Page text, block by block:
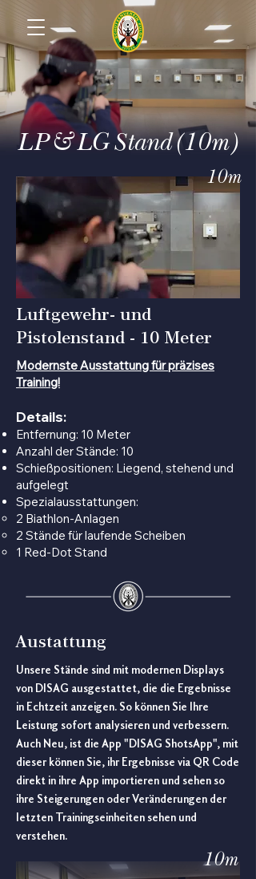
LP & LG Stand (10m)
10m
Luftgewehr- und
Pistolenstand - 10 Meter
Modernste Ausstattung für präzises
Training!
Details:
Entfernung: 10 Meter
Anzahl der Stände: 10
Schießpositionen: Liegend, stehend und
aufgelegt
Spezialausstattungen:
2 Biathlon-Anlagen
2 Stände für laufende Scheiben
1 Red-Dot Stand
Austattung
Unsere Stände sind mit modernen Displays
von DISAG ausgestattet, die die Ergebnisse
in Echtzeit anzeigen. So können Sie Ihre
Leistung sofort analysieren und verbessern.
Auch Neu, ist die App "DISAG ShotsApp", mit
dieser können Sie, ihr Ergebnisse via QR Code
direkt in ihre App importieren und sehen so
ihre Steigerungen oder Veränderungen der
letzten Trainingseinheiten sehen und
verstehen.
10m